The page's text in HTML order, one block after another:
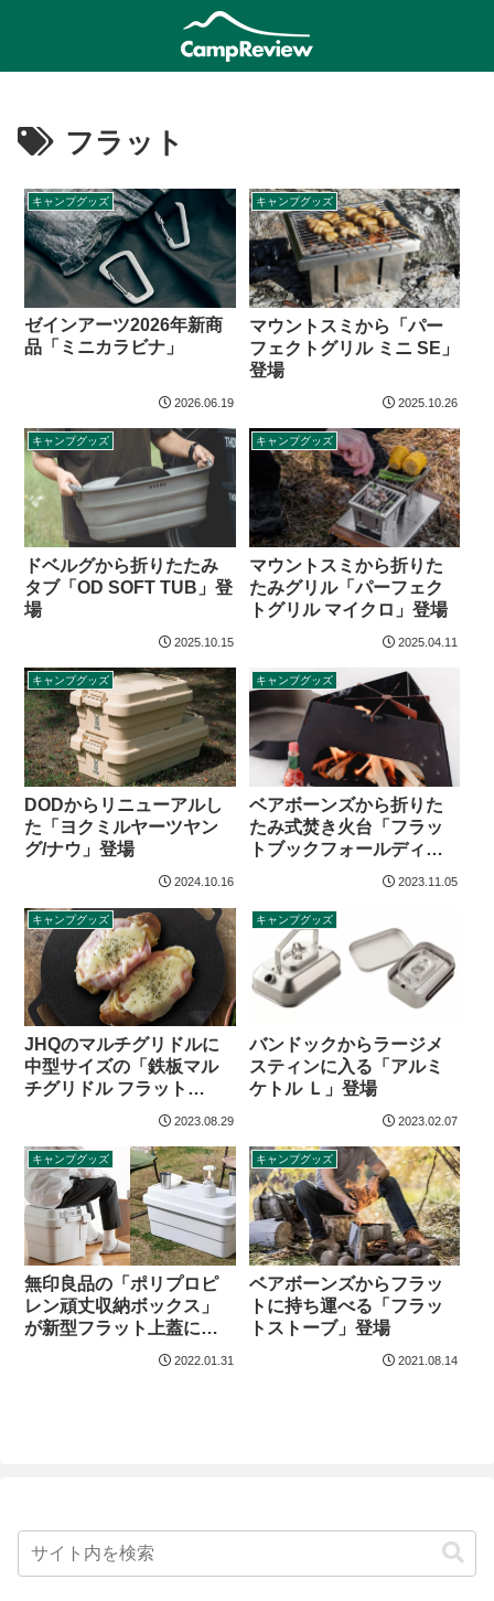
フラット
キャンプグッズ
ゼインアーツ2026年新商
品「ミニカラビナ」
2026.06.19
キャンプグッズ
マウントスミから「パー
フェクトグリル ミニ SE」
登場
2025.10.26
キャンプグッズ
ドベルグから折りたたみ
タブ「OD SOFT TUB」登
場
2025.10.15
キャンプグッズ
マウントスミから折りた
たみグリル「パーフェク
トグリル マイクロ」登場
2025.04.11
キャンプグッズ
DODからリニューアルし
た「ヨクミルヤーツヤン
グ/ナウ」登場
2024.10.16
キャンプグッズ
ベアボーンズから折りた
たみ式焚き火台「フラッ
トブックフォールディン
グストーブ」登場
2023.11.05
キャンプグッズ
JHQのマルチグリドルに
中型サイズの「鉄板マル
チグリドル フラット
2023.08.29
キャンプグッズ
バンドックからラージメ
スティンに入る「アルミ
ケトル Ｌ」登場
2023.02.07
キャンプグッズ
無印良品の「ポリプロピ
レン頑丈収納ボックス」
が新型フラット上蓋に！
ミニサイズも追加
2022.01.31
キャンプグッズ
ベアボーンズからフラッ
トに持ち運べる「フラッ
トストーブ」登場
2021.08.14